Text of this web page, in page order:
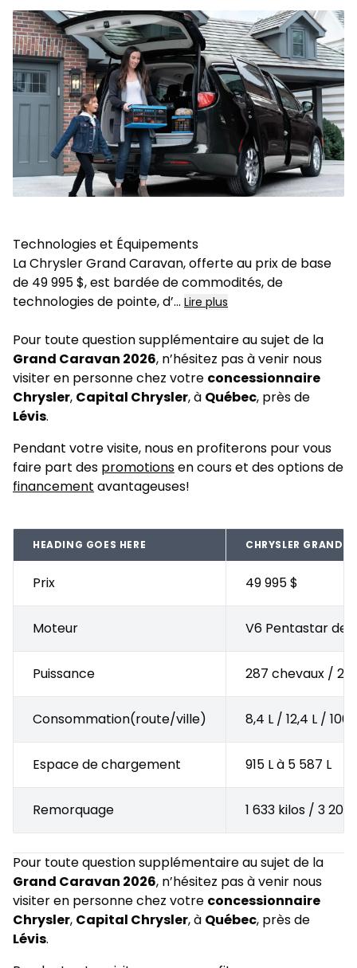
Technologies et Équipements
La Chrysler Grand Caravan, offerte au prix de base
de 49 995 $, est bardée de commodités, de
technologies de pointe, d’... Lire plus
Pour toute question supplémentaire au sujet de la
Grand Caravan 2026, n’hésitez pas à venir nous
visiter en personne chez votre concessionnaire
Chrysler, Capital Chrysler, à Québec, près de
Lévis.
Pendant votre visite, nous en profiterons pour vous
faire part des promotionsen cours et des options de
financement avantageuses!
HEADING GOES HERE CHRYSLER GRAND
Prix 49 995 $
Moteur V6 Pentastar de
Puissance 287 chevaux /
Consommation(route/ville) 8,4 L / 12,4 L / 100
Espace de chargement 915 L à 5 587 L
Remorquage 1 633 kilos / 3 200
Pour toute question supplémentaire au sujet de la
Grand Caravan 2026, n’hésitez pas à venir nous
visiter en personne chez votre concessionnaire
Chrysler, Capital Chrysler, à Québec, près de
Lévis.